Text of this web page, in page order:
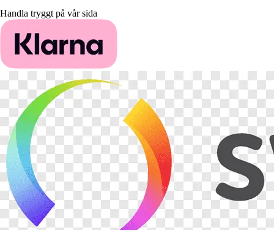
Handla tryggt på vår sida